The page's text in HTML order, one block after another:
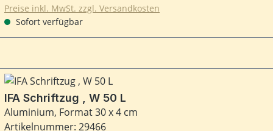
Preise inkl. MwSt. zzgl. Versandkosten
Sofort verfügbar
IFA Schriftzug , W 50 L
Aluminium, Format 30 x 4 cm
Artikelnummer: 29466